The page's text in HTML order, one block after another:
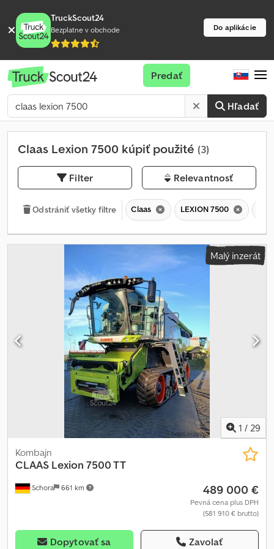
TruckScout24
Bezplatne v obchode Do aplikácie
Hľadať
Predať
Claas Lexion 7500 kúpiť použité (3)
Filter Relevantnosť
Odstrániť všetky filtre Claas LEXION 7500
Malý inzerát
1 / 29
Schora 661 km
Kombajn
CLAAS Lexion 7500 TT
489 000 €
Pevná cena plus DPH
(581 910 € brutto)
Dopytovať sa Zavolať